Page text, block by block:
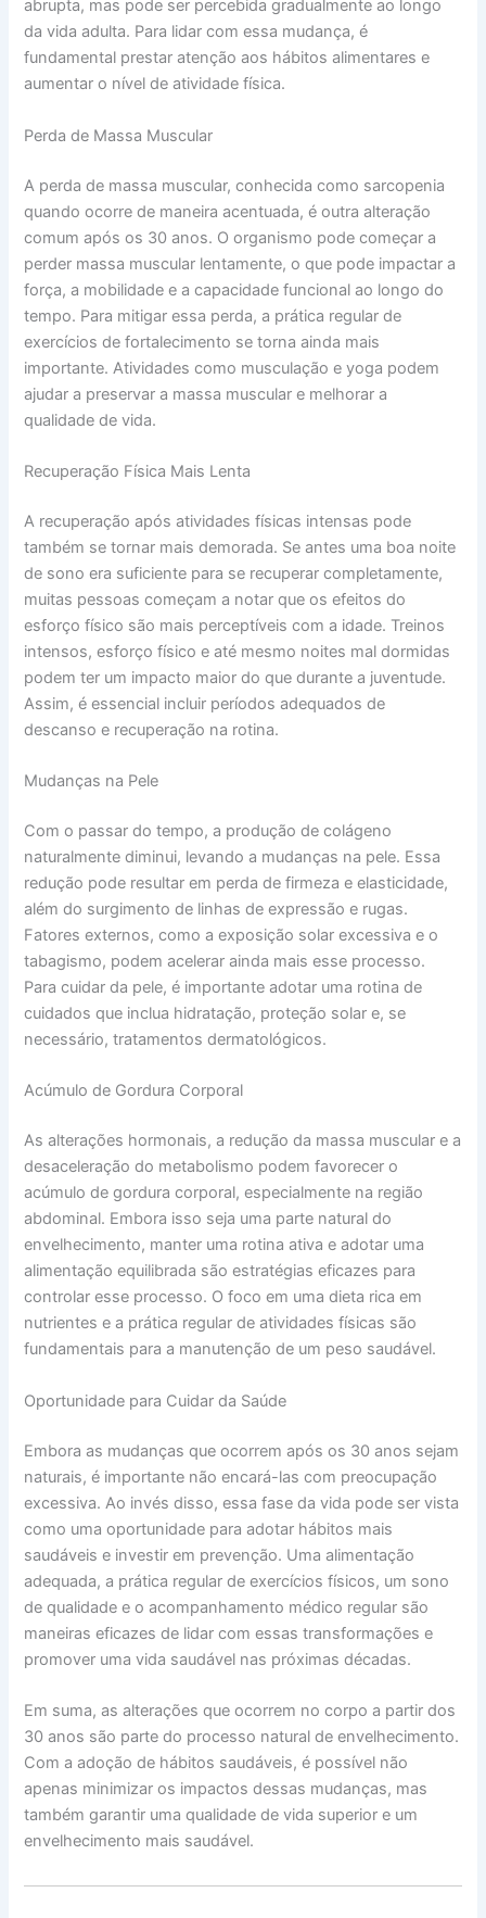
abrupta, mas pode ser percebida gradualmente ao longo
da vida adulta. Para lidar com essa mudança, é
fundamental prestar atenção aos hábitos alimentares e
aumentar o nível de atividade física.
Perda de Massa Muscular
A perda de massa muscular, conhecida como sarcopenia
quando ocorre de maneira acentuada, é outra alteração
comum após os 30 anos. O organismo pode começar a
perder massa muscular lentamente, o que pode impactar a
força, a mobilidade e a capacidade funcional ao longo do
tempo. Para mitigar essa perda, a prática regular de
exercícios de fortalecimento se torna ainda mais
importante. Atividades como musculação e yoga podem
ajudar a preservar a massa muscular e melhorar a
qualidade de vida.
Recuperação Física Mais Lenta
A recuperação após atividades físicas intensas pode
também se tornar mais demorada. Se antes uma boa noite
de sono era suficiente para se recuperar completamente,
muitas pessoas começam a notar que os efeitos do
esforço físico são mais perceptíveis com a idade. Treinos
intensos, esforço físico e até mesmo noites mal dormidas
podem ter um impacto maior do que durante a juventude.
Assim, é essencial incluir períodos adequados de
descanso e recuperação na rotina.
Mudanças na Pele
Com o passar do tempo, a produção de colágeno
naturalmente diminui, levando a mudanças na pele. Essa
redução pode resultar em perda de firmeza e elasticidade,
além do surgimento de linhas de expressão e rugas.
Fatores externos, como a exposição solar excessiva e o
tabagismo, podem acelerar ainda mais esse processo.
Para cuidar da pele, é importante adotar uma rotina de
cuidados que inclua hidratação, proteção solar e, se
necessário, tratamentos dermatológicos.
Acúmulo de Gordura Corporal
As alterações hormonais, a redução da massa muscular e a
desaceleração do metabolismo podem favorecer o
acúmulo de gordura corporal, especialmente na região
abdominal. Embora isso seja uma parte natural do
envelhecimento, manter uma rotina ativa e adotar uma
alimentação equilibrada são estratégias eficazes para
controlar esse processo. O foco em uma dieta rica em
nutrientes e a prática regular de atividades físicas são
fundamentais para a manutenção de um peso saudável.
Oportunidade para Cuidar da Saúde
Embora as mudanças que ocorrem após os 30 anos sejam
naturais, é importante não encará-las com preocupação
excessiva. Ao invés disso, essa fase da vida pode ser vista
como uma oportunidade para adotar hábitos mais
saudáveis e investir em prevenção. Uma alimentação
adequada, a prática regular de exercícios físicos, um sono
de qualidade e o acompanhamento médico regular são
maneiras eficazes de lidar com essas transformações e
promover uma vida saudável nas próximas décadas.
Em suma, as alterações que ocorrem no corpo a partir dos
30 anos são parte do processo natural de envelhecimento.
Com a adoção de hábitos saudáveis, é possível não
apenas minimizar os impactos dessas mudanças, mas
também garantir uma qualidade de vida superior e um
envelhecimento mais saudável.